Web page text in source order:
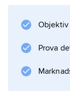
räknas
Geystlich
Objektiv
Prova